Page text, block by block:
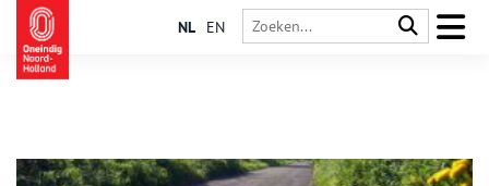
NL EN